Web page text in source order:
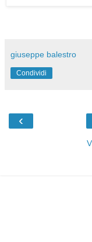
giuseppe balestro
Condividi
‹